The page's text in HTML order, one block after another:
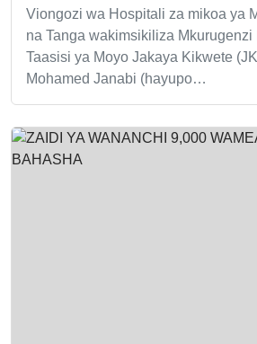
Viongozi wa Hospitali za mikoa ya
na Tanga wakimsikiliza Mkurugenzi
Taasisi ya Moyo Jakaya Kikwete
Mohamed Janabi (hayupo…